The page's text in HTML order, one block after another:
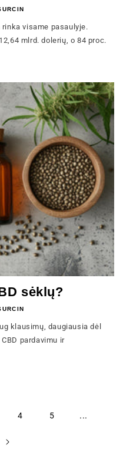
visame pasaulyje.
mlrd. dolerių, o 84 proc.
sėklų?
klausimų, daugiausia dėl
pardavimu ir
4 5 ...